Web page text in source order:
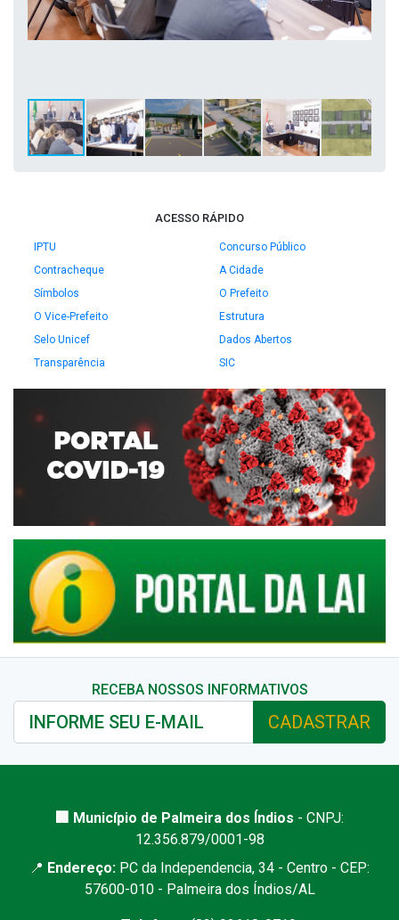
ACESSO RÁPIDO
IPTU
Concurso Público
Contracheque
A Cidade
Símbolos
O Prefeito
O Vice-Prefeito
Estrutura
Selo Unicef
Dados Abertos
Transparência
SIC
RECEBA NOSSOS INFORMATIVOS
CADASTRAR
🏢 Município de Palmeira dos Índios - CNPJ:
12.356.879/0001-98
📍 Endereço: PC da Independencia, 34 - Centro - CEP:
57600-010 - Palmeira dos Índios/AL